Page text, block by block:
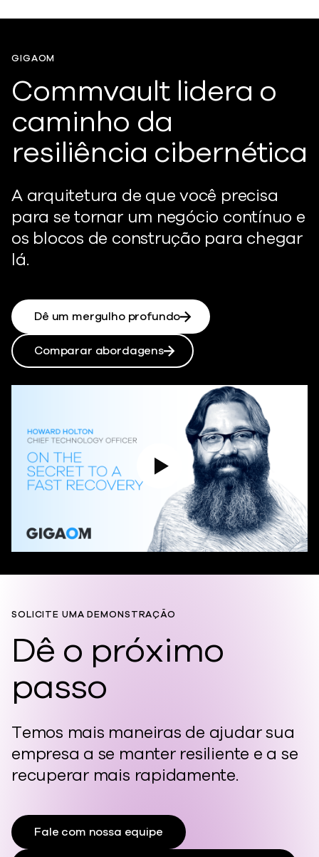
GIGAOM
Commvault lidera o
caminho da
resiliência cibernética
A arquitetura de que você precisa
para se tornar um negócio contínuo e
os blocos de construção para chegar
lá.
Dê um mergulho profundo
Comparar abordagens
Reproduzir vídeo
SOLICITE UMA DEMONSTRAÇÃO
Dê o próximo
passo
Temos mais maneiras de ajudar sua
empresa a se manter resiliente e a se
recuperar mais rapidamente.
Fale com nossa equipe